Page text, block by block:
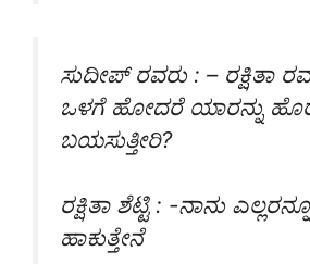
ಸುದೀಪ್ ರವರು : – ರಕ್ಷಿತಾ
ಒಳಗೆ ಹೋದರೆ ಯಾರನ್ನು
ಬಯಸುತ್ತೀರಿ?
ರಕ್ಷಿತಾ ಶೆಟ್ಟಿ : -ನಾನು
ಹಾಕುತ್ತೇನೆ